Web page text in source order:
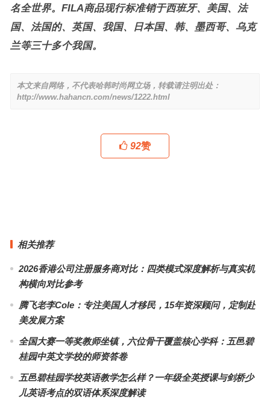
名全世界。FILA商品现行标准销于西班牙、美国、法
国、法国的、英国、我国、日本国、韩、墨西哥、乌克
兰等三十多个我国。
本文来自网络，不代表哈韩时尚网立场，转载请注明出处：
http://www.hahancn.com/news/1222.html
92赞
相关推荐
2026香港公司注册服务商对比：四类模式深度解析与真实机
构横向对比参考
腾飞老李Cole：专注美国人才移民，15年资深顾问，定制赴
美发展方案
全国大赛一等奖教师坐镇，六位骨干覆盖核心学科：五邑碧
桂园中英文学校的师资答卷
五邑碧桂园学校英语教学怎么样？一年级全英授课与剑桥少
儿英语考点的双语体系深度解读